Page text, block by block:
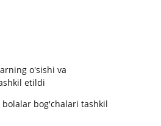
o'sishi va
etildi
bolalar bog'chalari tashkil